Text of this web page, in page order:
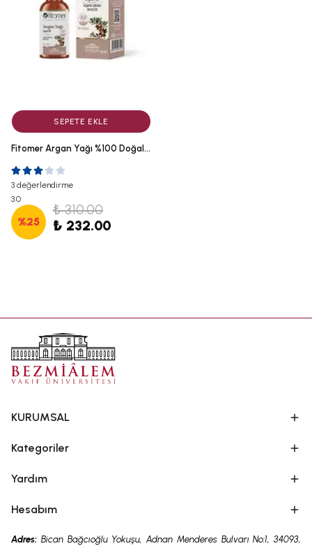
SEPETE EKLE
Fitomer Argan Yağı %100 Doğal Soğuk Sıkım 20 ML
3 değerlendirme
3.0
%25
₺ 310.00
₺ 232.00
KURUMSAL
Kategoriler
Yardım
Hesabım
Adres: Bican Bağcıoğlu Yokuşu, Adnan Menderes Bulvarı No:1, 34093,